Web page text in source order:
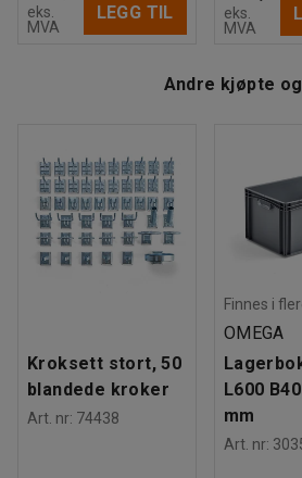
eks.
MVA
LEGG TIL
eks.
MVA
Andre kjøpte
Kroksett stort, 50
blandede kroker
Art. nr: 74438
Finnes i
OMEGA
L600
mm
Art. nr: